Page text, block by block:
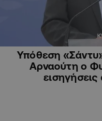
Υπόθεση
Αρναούτη ο